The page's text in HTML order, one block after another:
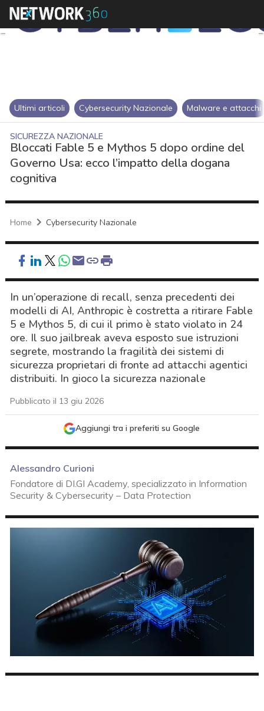
Ultimi articoli Cybersecurity Nazionale Malware e attacchi
SICUREZZA NAZIONALE
Bloccati Fable 5 e Mythos 5 dopo ordine del
Governo Usa: ecco l’impatto della dogana
cognitiva
Home Cybersecurity Nazionale
In un’operazione di recall, senza precedenti dei
modelli di AI, Anthropic è costretta a ritirare Fable
5 e Mythos 5, di cui il primo è stato violato in 24
ore. Il suo jailbreak aveva esposto sue istruzioni
segrete, mostrando la fragilità dei sistemi di
sicurezza proprietari di fronte ad attacchi agentici
distribuiti. In gioco la sicurezza nazionale
Pubblicato il 13 giu 2026
Aggiungi tra i preferiti su Google
Alessandro Curioni
Fondatore di DI.GI Academy, specializzato in Information
Security & Cybersecurity – Data Protection